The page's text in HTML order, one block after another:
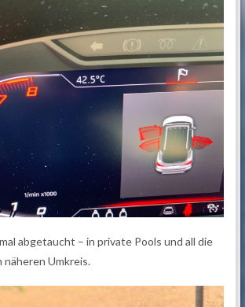
abgetaucht – in private Pools und all die
näheren Umkreis.